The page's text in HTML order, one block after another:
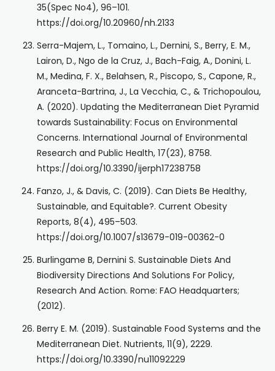
35(Spec No4), 96–101.
https://doi.org/10.20960/nh.2133
Serra-Majem, L., Tomaino, L., Dernini, S., Berry, E. M.,
Lairon, D., Ngo de la Cruz, J., Bach-Faig, A., Donini, L.
M., Medina, F. X., Belahsen, R., Piscopo, S., Capone, R.,
Aranceta-Bartrina, J., La Vecchia, C., & Trichopoulou,
A. (2020). Updating the Mediterranean Diet Pyramid
towards Sustainability: Focus on Environmental
Concerns. International Journal of Environmental
Research and Public Health, 17(23), 8758.
https://doi.org/10.3390/ijerph17238758
Fanzo, J., & Davis, C. (2019). Can Diets Be Healthy,
Sustainable, and Equitable?. Current Obesity
Reports, 8(4), 495–503.
https://doi.org/10.1007/s13679-019-00362-0
Burlingame B, Dernini S. Sustainable Diets And
Biodiversity Directions And Solutions For Policy,
Research And Action. Rome: FAO Headquarters;
(2012).
Berry E. M. (2019). Sustainable Food Systems and the
Mediterranean Diet. Nutrients, 11(9), 2229.
https://doi.org/10.3390/nu11092229